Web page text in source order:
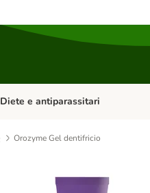
CaniMenu Categoria: Gatti
Diete e antiparassitari
Orozyme Gel dentifricio